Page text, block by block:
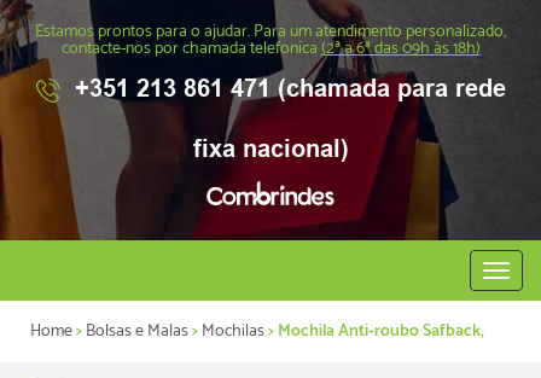
Estamos prontos para o ajudar. Para um atendimento personalizado,
contacte-nos por chamada telefonica(2ª a 6ª das 09h às 18h)
+351 213 861 471 (chamada para rede
fixa nacional)
Abrir
menu
Home>Bolsas e Malas>Mochilas> Mochila Anti-roubo Safback,